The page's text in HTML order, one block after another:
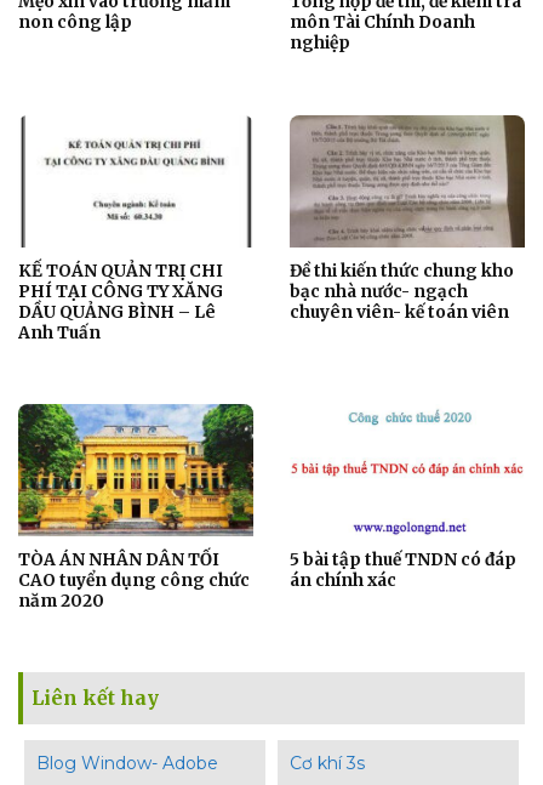
non công lập
môn Tài Chính Doanh
nghiệp
KẾ TOÁN QUẢN TRỊ CHI
PHÍ TẠI CÔNG TY XĂNG
DẦU QUẢNG BÌNH – Lê
Anh Tuấn
Đề thi kiến thức chung kho
bạc nhà nước- ngạch
chuyên viên- kế toán viên
TÒA ÁN NHÂN DÂN TỐI
CAO tuyển dụng công chức
năm 2020
5 bài tập thuế TNDN có đáp
án chính xác
Liên kết hay
Blog Window- Adobe Cơ khí 3s